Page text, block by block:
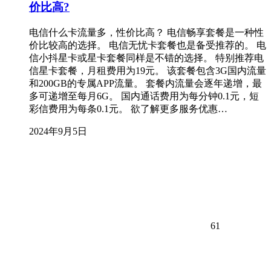
价比高?
电信什么卡流量多，性价比高？ 电信畅享套餐是一种性
价比较高的选择。 电信无忧卡套餐也是备受推荐的。 电
信小抖星卡或星卡套餐同样是不错的选择。 特别推荐电
信星卡套餐，月租费用为19元。 该套餐包含3G国内流量
和200GB的专属APP流量。 套餐内流量会逐年递增，最
多可递增至每月6G。 国内通话费用为每分钟0.1元，短
彩信费用为每条0.1元。 欲了解更多服务优惠…
2024年9月5日
61